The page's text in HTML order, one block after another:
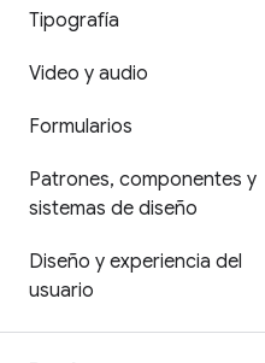
Tipografía
Video y audio
Formularios
Patrones, componentes y
sistemas de diseño
Diseño y experiencia del
usuario